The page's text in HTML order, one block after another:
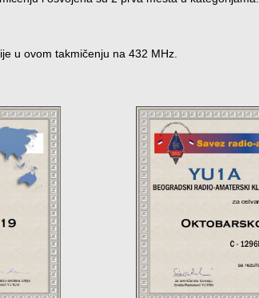
u ovom takmičenju na 432 MHz.